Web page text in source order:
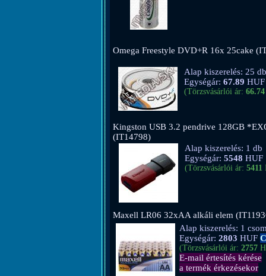
Omega Freestyle DVD+R 16x 25cake
Alap kiszerelés: 25 db
Egységár: 67.89 HUF
(Törzsvásárlói ár: 66.74
Kingston USB 3.2 pendrive 128GB
(IT14798)
Alap kiszerelés: 1 db
Egységár: 5548 HUF
(Törzsvásárlói ár: 5411
Maxell LR06 32xAA alkáli elem
Alap kiszerelés: 1
Egységár: 2803 HUF
(Törzsvásárlói ár: 2757
E-mail értesítés kérése
a termék érkezésekor